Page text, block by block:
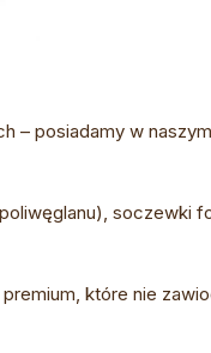
posiadamy w
soczewki
które nie